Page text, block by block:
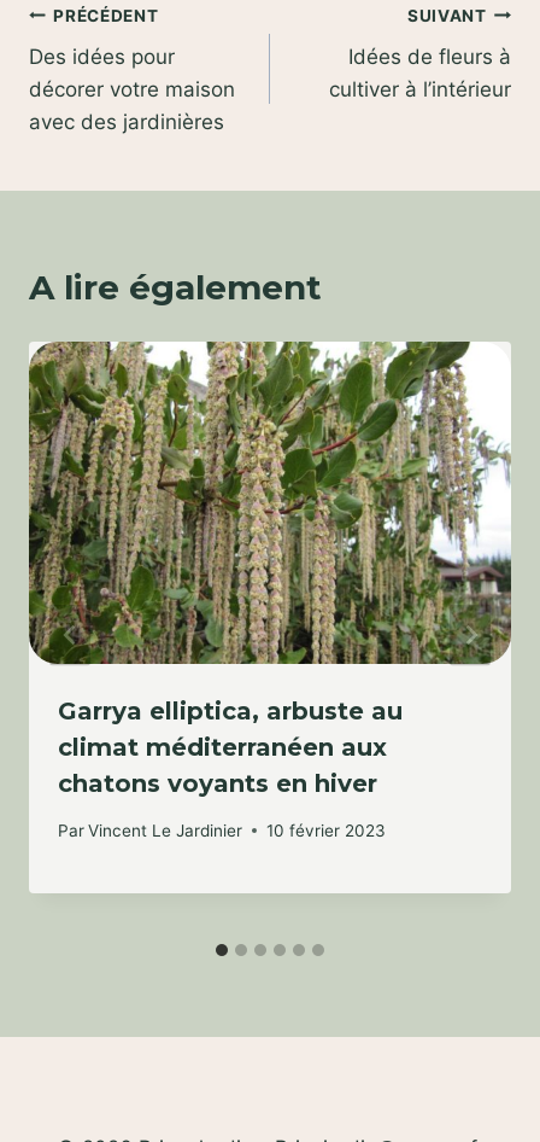
Navigation
de
l’article
PRÉCÉDENT
Des idées pour
décorer votre maison
avec des jardinières
SUIVANT
Idées de fleurs à
cultiver à l’intérieur
A lire également
Garrya elliptica, arbuste au
climat méditerranéen aux
chatons voyants en hiver
ParVincent Le Jardinier 10 février 2023